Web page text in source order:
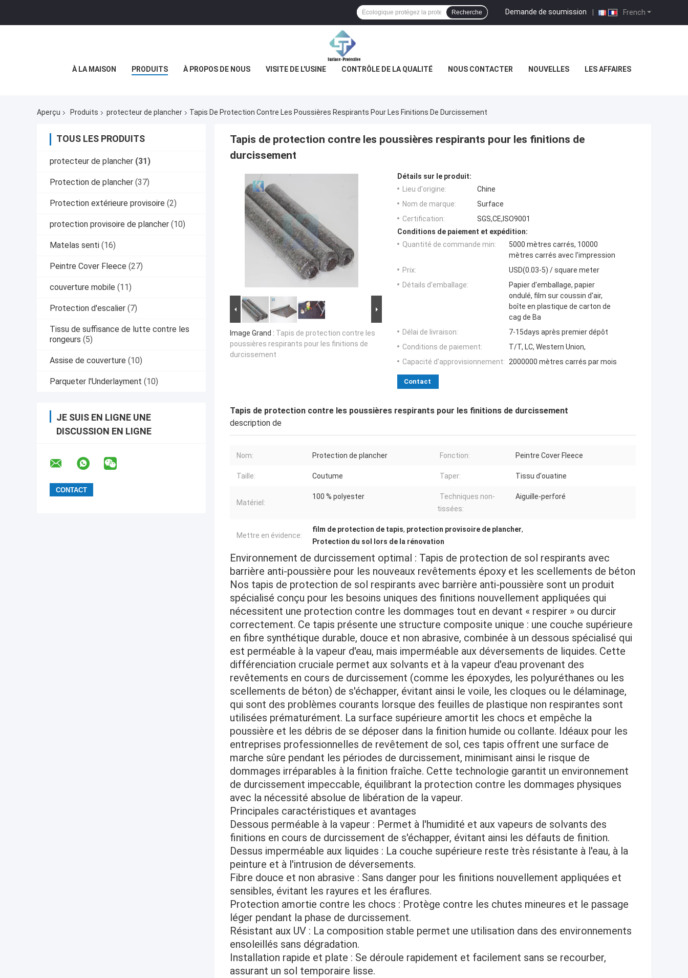
French
Demande de soumission |
Recherche
À LA MAISON PRODUITS À PROPOS DE NOUS VISITE DE L'USINE CONTRÔLE DE LA QUALITÉ NOUS CONTACTER NOUVELLES LES AFFAIRES
Aperçu Produits protecteur de plancher Tapis De Protection Contre Les Poussières Respirants Pour Les Finitions De Durcissement
TOUS LES PRODUITS
protecteur de plancher (31)
Protection de plancher (37)
Protection extérieure provisoire (2)
protection provisoire de plancher (10)
Matelas senti (16)
Peintre Cover Fleece (27)
couverture mobile (11)
Protection d'escalier (7)
Tissu de suffisance de lutte contre les
rongeurs (5)
Assise de couverture (10)
Parqueter l'Underlayment (10)
JE SUIS EN LIGNE UNE
DISCUSSION EN LIGNE
Tapis de protection contre les poussières respirants pour les finitions de
durcissement
Image Grand : Tapis de protection contre les
poussières respirants pour les finitions de
durcissement
Détails sur le produit:
Lieu d'origine:
Chine
Nom de marque:
Surface
Certification:
SGS,CE,ISO9001
Conditions de paiement et expédition:
Quantité de commande min:
5000 mètres carrés, 10000
mètres carrés avec l'impression
Prix:
USD(0.03-5) / square meter
Détails d'emballage:
Papier d'emballage, papier
ondulé, film sur coussin d'air,
boîte en plastique de carton de
cag de Ba
Délai de livraison:
7-15days après premier dépôt
Conditions de paiement:
T/T, LC, Western Union,
Capacité d'approvisionnement: 2000000 mètres carrés par mois
Contact
Tapis de protection contre les poussières respirants pour les finitions de durcissement
description de
Nom: Protection de plancher Fonction: Peintre Cover Fleece
Taille: Coutume Taper: Tissu d'ouatine
Matériel:
100 % polyester
Techniques non-
tissées:
Aiguille-perforé
Mettre en évidence:
film de protection de tapis, protection provisoire de plancher,
Protection du sol lors de la rénovation
Environnement de durcissement optimal : Tapis de protection de sol respirants avec
barrière anti-poussière pour les nouveaux revêtements époxy et les scellements de béton
Nos tapis de protection de sol respirants avec barrière anti-poussière sont un produit
spécialisé conçu pour les besoins uniques des finitions nouvellement appliquées qui
nécessitent une protection contre les dommages tout en devant « respirer » ou durcir
correctement. Ce tapis présente une structure composite unique : une couche supérieure
en fibre synthétique durable, douce et non abrasive, combinée à un dessous spécialisé qui
est perméable à la vapeur d'eau, mais imperméable aux déversements de liquides. Cette
différenciation cruciale permet aux solvants et à la vapeur d'eau provenant des
revêtements en cours de durcissement (comme les époxydes, les polyuréthanes ou les
scellements de béton) de s'échapper, évitant ainsi le voile, les cloques ou le délaminage,
qui sont des problèmes courants lorsque des feuilles de plastique non respirantes sont
utilisées prématurément. La surface supérieure amortit les chocs et empêche la
poussière et les débris de se déposer dans la finition humide ou collante. Idéaux pour les
entreprises professionnelles de revêtement de sol, ces tapis offrent une surface de
marche sûre pendant les périodes de durcissement, minimisant ainsi le risque de
dommages irréparables à la finition fraîche. Cette technologie garantit un environnement
de durcissement impeccable, équilibrant la protection contre les dommages physiques
avec la nécessité absolue de libération de la vapeur.
Principales caractéristiques et avantages
Dessous perméable à la vapeur : Permet à l'humidité et aux vapeurs de solvants des
finitions en cours de durcissement de s'échapper, évitant ainsi les défauts de finition.
Dessus imperméable aux liquides : La couche supérieure reste très résistante à l'eau, à la
peinture et à l'intrusion de déversements.
Fibre douce et non abrasive : Sans danger pour les finitions nouvellement appliquées et
sensibles, évitant les rayures et les éraflures.
Protection amortie contre les chocs : Protège contre les chutes mineures et le passage
léger pendant la phase de durcissement.
Résistant aux UV : La composition stable permet une utilisation dans des environnements
ensoleillés sans dégradation.
Installation rapide et plate : Se déroule rapidement et facilement sans se recourber,
assurant un sol temporaire lisse.